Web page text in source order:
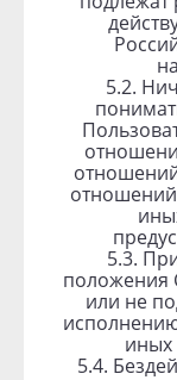
5.2.
5.3.
положения
или не
5.4.